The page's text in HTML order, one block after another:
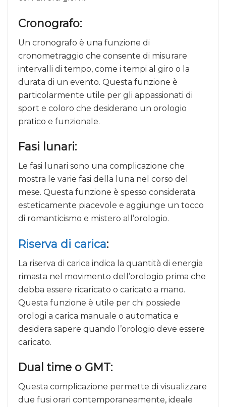
Cronografo:
Un cronografo è una funzione di
cronometraggio che consente di misurare
intervalli di tempo, come i tempi al giro o la
durata di un evento. Questa funzione è
particolarmente utile per gli appassionati di
sport e coloro che desiderano un orologio
pratico e funzionale.
Fasi lunari:
Le fasi lunari sono una complicazione che
mostra le varie fasi della luna nel corso del
mese. Questa funzione è spesso considerata
esteticamente piacevole e aggiunge un tocco
di romanticismo e mistero all’orologio.
Riserva di carica:
La riserva di carica indica la quantità di energia
rimasta nel movimento dell’orologio prima che
debba essere ricaricato o caricato a mano.
Questa funzione è utile per chi possiede
orologi a carica manuale o automatica e
desidera sapere quando l’orologio deve essere
caricato.
Dual time o GMT:
Questa complicazione permette di visualizzare
due fusi orari contemporaneamente, ideale